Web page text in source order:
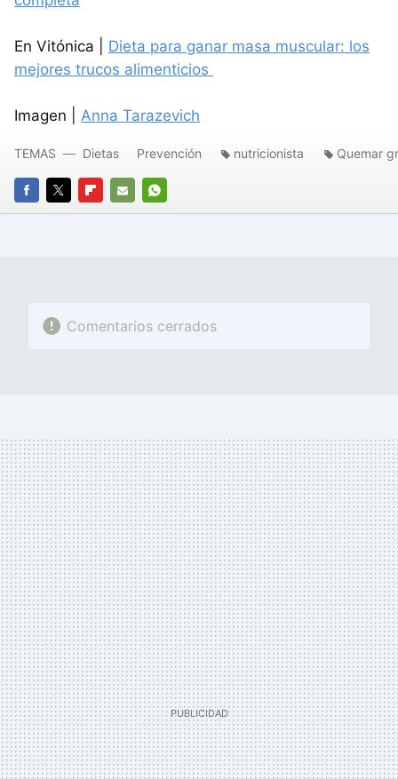
En Vitónica | Dieta para ganar masa muscular: los
mejores trucos alimenticios
Imagen | Anna Tarazevich
FACEBOOK
TWITTERFLIPBOARD
E-
WHATSAPP
TEMAS Dietas Prevención nutricionista Quemar
Comentarios cerrados